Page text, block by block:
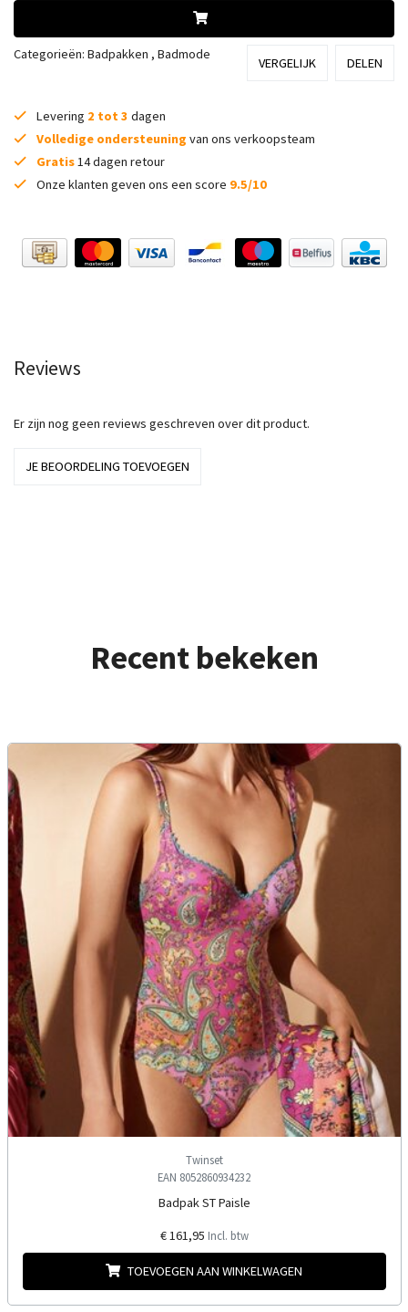
Categorieën: Badpakken , Badmode
VERGELIJK DELEN
Levering 2 tot 3 dagen
Volledige ondersteuning van ons verkoopsteam
Gratis14 dagen retour
Onze klanten geven ons een score 9.5/10
Reviews
Er zijn nog geen reviews geschreven over dit product.
JE BEOORDELING TOEVOEGEN
Recent bekeken
Twinset
EAN 8052860934232
Badpak ST Paisle
€ 161,95 Incl. btw
TOEVOEGEN AAN WINKELWAGEN